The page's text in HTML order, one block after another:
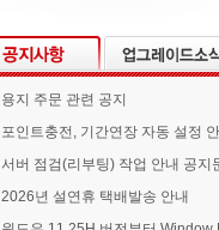
용지 주문 관련 공지
포인트충전, 기간연장 자동 설정
서버 점검(리부팅) 작업 안내 공지
2026년 설연휴 택배발송 안내